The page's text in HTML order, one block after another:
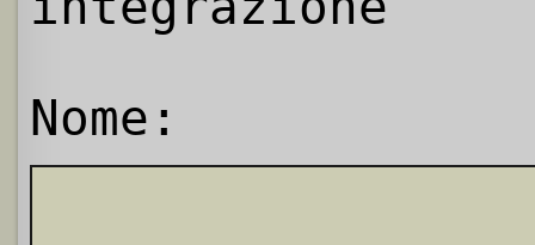
Nome: